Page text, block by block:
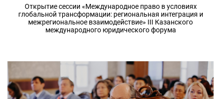
Открытие сессии «Международное право в условиях
глобальной трансформации: региональная интеграция и
межрегиональное взаимодействие» III Казанского
международного юридического форума